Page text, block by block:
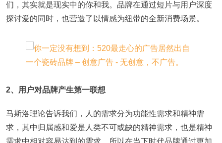
们，其实就是现实中的你和我。品牌在通过短片与用户深度
探讨爱的同时，也营造了以情感为纽带的全新消费场景。
2、用户对品牌产生第一联想
马斯洛理论告诉我们，人的需求分为功能性需求和精神需
求，其中归属感和爱是人类不可或缺的精神需求，也是精神
需求中相对容易达到的需求。所以在当下时代品牌通过更加